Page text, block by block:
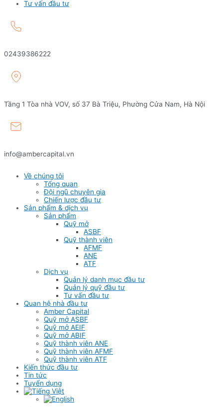
Tư vấn đầu tư
02439386222
Tầng 1 Tòa nhà VOV, số 37 Bà Triệu, Phường Cửa Nam, Hà Nội
info@ambercapital.vn
Về chúng tôi
Tổng quan
Đội ngũ chuyên gia
Chiến lược đầu tư
Sản phẩm & dịch vụ
Sản phẩm
Quỹ mở
ASBF
Quỹ thành viên
AFMF
ANE
ATF
Dịch vụ
Quản lý danh mục đầu tư
Quản lý quỹ đầu tư
Tư vấn đầu tư
Quan hệ nhà đầu tư
Amber Capital
Quỹ mở ASBF
Quỹ mở AEIF
Quỹ mở ABIF
Quỹ thành viên ANE
Quỹ thành viên AFMF
Quỹ thành viên ATF
Kiến thức đầu tư
Tin tức
Tuyển dụng